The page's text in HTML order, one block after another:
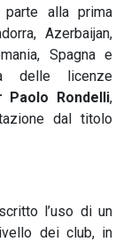
alla prima
Azerbaijan,
Spagna e
delle licenze
Paolo Rondelli,
dal titolo
l’uso di un
dei club, in